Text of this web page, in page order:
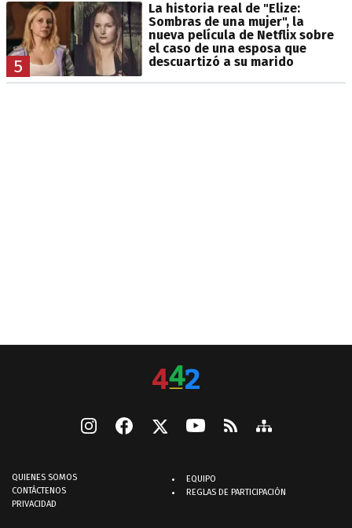
5
La historia real de "Elize:
Sombras de una mujer", la
nueva película de Netflix sobre
el caso de una esposa que
descuartizó a su marido
QUIENES SOMOS
CONTÁCTENOS
PRIVACIDAD
EQUIPO
REGLAS DE PARTICIPACIÓN